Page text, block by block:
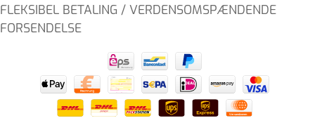
FLEKSIBEL BETALING / VERDENSOMSPÆNDENDE
FORSENDELSE